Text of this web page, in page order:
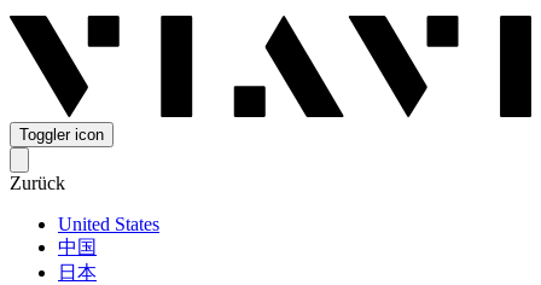
Toggler icon
Zurück
United States
中国
日本